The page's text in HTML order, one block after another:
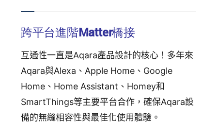
跨平台進階Matter橋接
互通性一直是Aqara產品設計的核心！ 多年來
Aqara與Alexa、Apple Home、Google
Home、Home Assistant、Homey和
SmartThings等主要平台合作，確保Aqara設
備的無縫相容性與最佳化使用體驗。